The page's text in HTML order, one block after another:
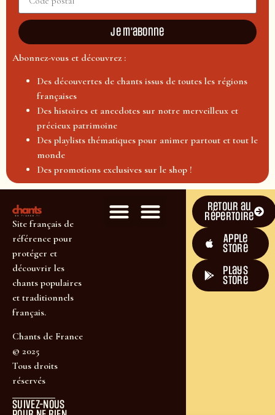
Je m'abonne
Abonnez-vous et découvrez :
Des découvertes de chants issus de toutes les régions
françaises
Des histoires et anecdotes sur notre merveilleux et
précieux patrimoine
Des playlists thématiques pour animer partout et tout le
monde
Des promotions exclusives sur le shop !
Site français de
référence pour
protéger et
découvrir les
chants populaires
et traditionnels
français.
Chants de France
© 2025
Tous droits
réservés
SUIVEZ-NOUS
Retour au
répertoire
Apple
Store
plays
store